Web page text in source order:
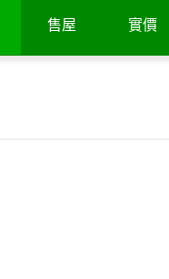
售屋 實價